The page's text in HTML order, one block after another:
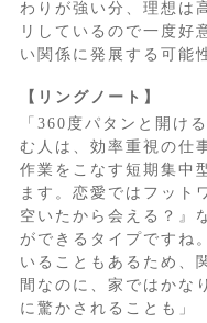
わりが強い分、理想は
リしているので一度好
い関係に発展する可能
【リングノート】
「360度パタンと開け
む人は、効率重視の仕
作業をこなす短期集中
ます。恋愛ではフット
空いたから会える？』
ができるタイプですね
いることもあるため、
間なのに、家ではかな
に驚かされることも」